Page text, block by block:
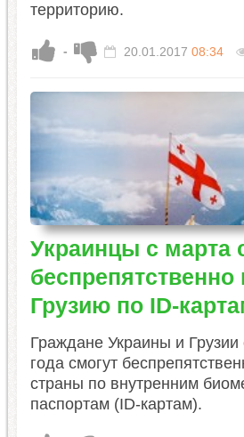
территорию.
- 20.01.2017 08:34
Украинцы с марта
Грузию по ID-
Граждане Украины и
года смогут
страны по внутренним
паспортам (ID-картам).